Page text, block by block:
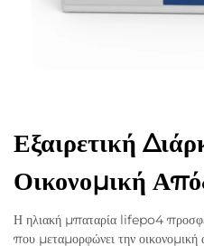
Εξαιρετική
Οικονομική
Η ηλιακή μπαταρία lifepo4
που μεταμορφώνει την